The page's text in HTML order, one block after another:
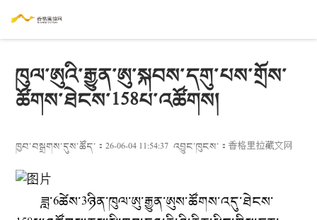
ཁུལ་ཨུའི་རྒྱུན་ཨུ་སྐབས་དགུ་པས་གྲོས་
ཚོགས་ཐེངས་158པ་འཚོགས།
ཁྱབ་བསྒྲགས་དུས་ཚོད་：26-06-04 11:54:37 འབྱུང་ཁུངས་： 香格里拉藏文网
ཟླ་6ཚེས་3ཉིན་ཁུལ་ཨུ་རྒྱུན་ཨུས་ཚོགས་འདུ་ཐེངས་